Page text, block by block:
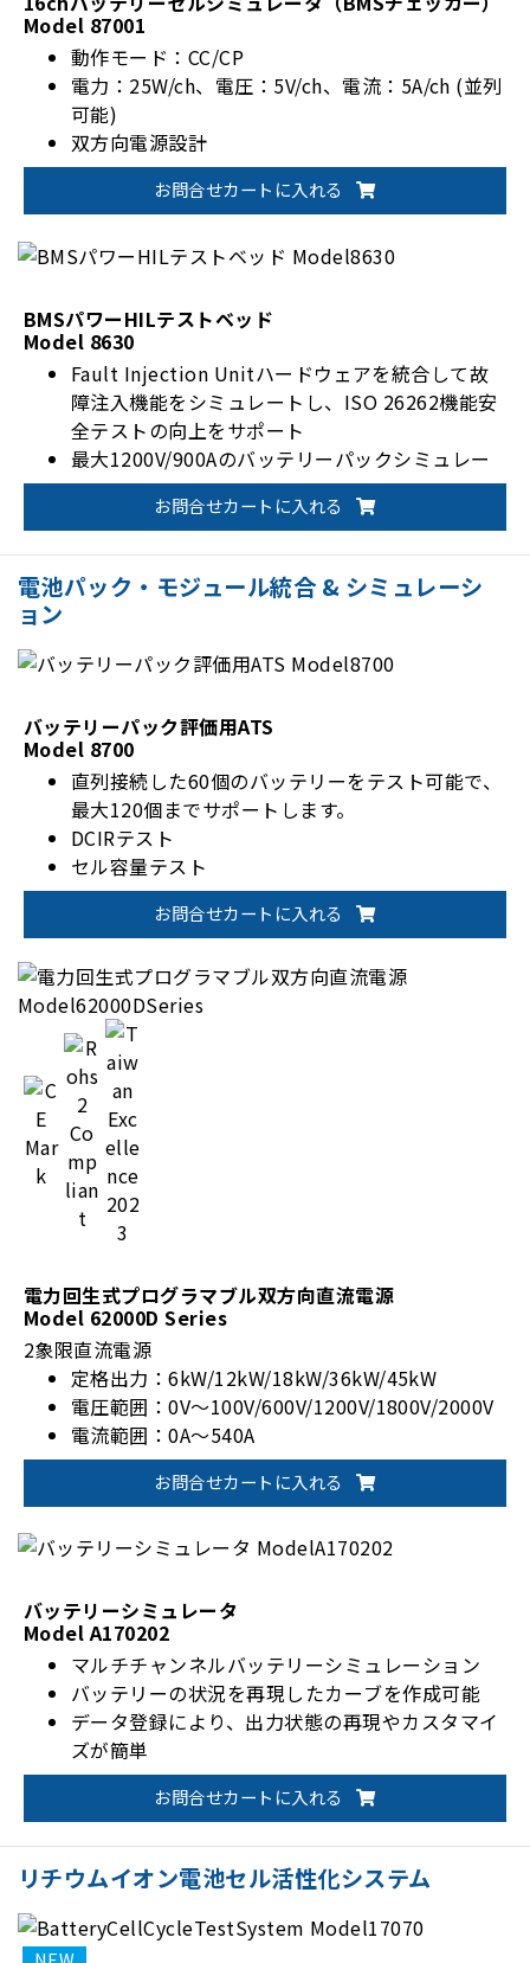
Model 87001
動作モード：CC/CP
電力：25W/ch、電圧：5V/ch、電流：5A/ch (並列
可能)
双方向電源設計
480セル直列接続バッテリーパック電圧シミュレ
ーション (240セル直列と2セル並列)
お問合せカートに入れる
BMSパワーHILテストベッド
Model 8630
Fault Injection Unitハードウェアを統合して故
障注入機能をシミュレートし、ISO 26262機能安
全テストの向上をサポート
最大1200V/900Aのバッテリーパックシミュレー
ション電流でバッテリー管理システムを実際に検
証して校正するSOC、SOHなどパラメータ
オにおける過電圧（OVP）、低電圧（UVP）、過
電流（OCP）、過熱（OTP）、低温（UTP）など
CAN、CAN FD、LIN、RS-485通信インターフェ
お問合せカートに入れる
電池パック・モジュール統合 & シミュレーシ
ョン
バッテリーパック評価用ATS
Model 8700
直列接続した60個のバッテリーをテスト可能で、
最大120個までサポートします。
DCIRテスト
セル容量テスト
お問合せカートに入れる
電力回生式プログラマブル双方向直流電源
Model 62000D Series
2象限直流電源
定格出力：6kW/12kW/18kW/36kW/45kW
電圧範囲：0V～100V/600V/1200V/1800V/2000V
電流範囲：0A～540A
お問合せカートに入れる
バッテリーシミュレータ
Model A170202
マルチチャンネルバッテリーシミュレーション
バッテリーの状況を再現したカーブを作成可能
データ登録により、出力状態の再現やカスタマイ
ズが簡単
お問合せカートに入れる
リチウムイオン電池セル活性化システム